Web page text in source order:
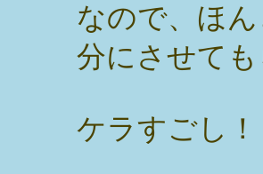
なので、ほ
分にさせても
ケラすごし！